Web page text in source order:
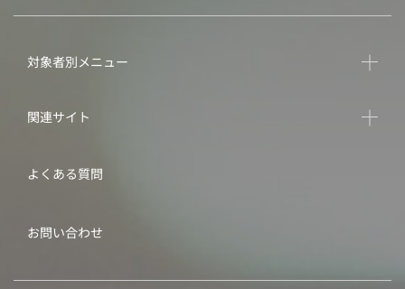
対象者別メニュー
関連サイト
よくある質問
お問い合わせ